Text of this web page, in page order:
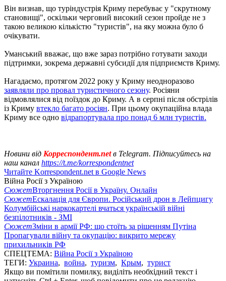
Він визнав, що туріндустрія Криму перебуває у "скрутному
становищі", оскільки черговий високий сезон пройде не з
такою великою кількістю "туристів", на яку можна було б
очікувати.
Уманський вважає, що вже зараз потрібно готувати заходи
підтримки, зокрема державні субсидії для підприємств Криму.
Нагадаємо, протягом 2022 року у Криму неодноразово
заявляли про провал туристичного сезону. Росіяни
відмовлялися від поїздок до Криму. А в серпні після обстрілів
із Криму втекло багато росіян. При цьому окупаційна влада
Криму все одно відрапортувала про понад 6 млн туристів.
Новини від Корреспондент.netв Telegram. Підписуйтесь на
наш канал https://t.me/korrespondentnet
Читайте Korrespondent.net в Google News
Війна Росії з Україною
СюжетВторгнення Росії в Україну. Онлайн
СюжетЕскалація для Європи. Російський дрон в Лейпцигу
Колумбійські наркокартелі вчаться українській війні
безпілотників - ЗМІ
СюжетЗміни в армії РФ: що стоїть за рішенням Путіна
Пропагували війну та окупацію: викрито мережу
прихильників РФ
СПЕЦТЕМА: Війна Росії з Україною
ТЕГИ: Украина, война, туризм, Крым, турист
Якщо ви помітили помилку, виділіть необхідний текст і